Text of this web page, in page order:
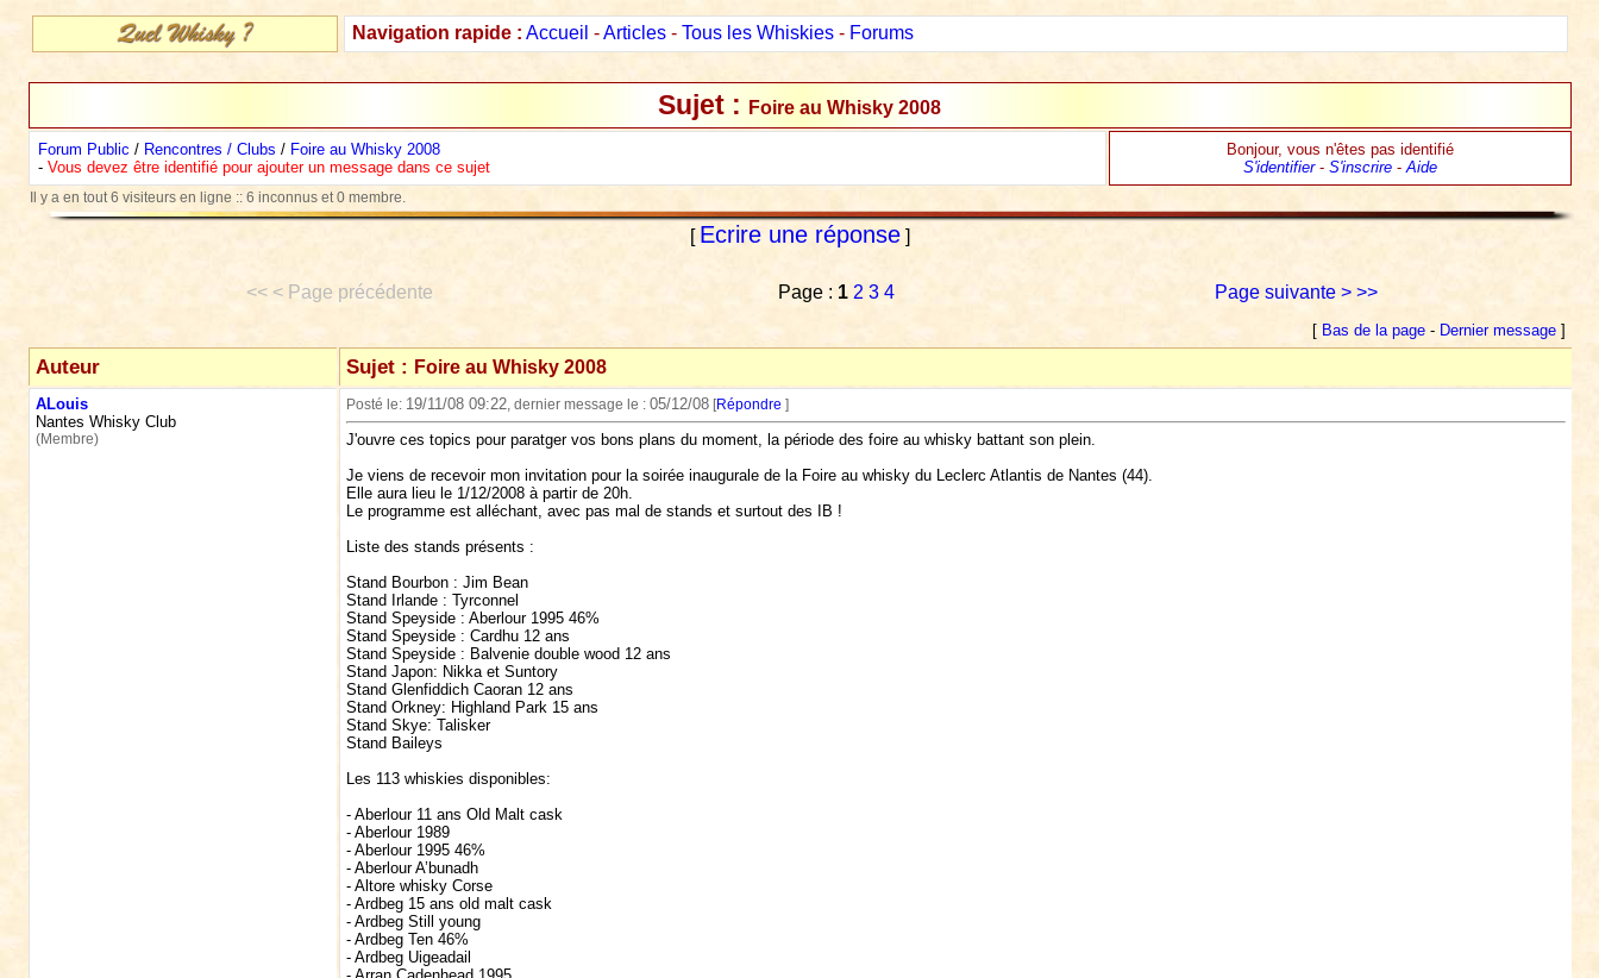
Navigation rapide : Accueil -Articles- Tous les Whiskies- Forums
Sujet : Foire au Whisky 2008
Forum Public / Rencontres / Clubs / Foire au Whisky 2008
- Vous devez être identifié pour ajouter un message dans ce sujet
Bonjour, vous n'êtes pas identifié
S'identifier- S'inscrire-Aide
Il y a en tout 6 visiteurs en ligne :: 6 inconnus et 0 membre.
[ Ecrire une réponse]
<< < Page précédente Page : 1 2 3 4 Page suivante > >>
[ Bas de la page- Dernier message]
Auteur Sujet : Foire au Whisky 2008
ALouis
Nantes Whisky Club
(Membre)
Posté le: 19/11/08 09:22, dernier message le : 05/12/08[Répondre ]
J'ouvre ces topics pour paratger vos bons plans du moment, la période des foire au whisky battant son plein.
Je viens de recevoir mon invitation pour la soirée inaugurale de la Foire au whisky du Leclerc Atlantis de Nantes (44).
Elle aura lieu le 1/12/2008 à partir de 20h.
Le programme est alléchant, avec pas mal de stands et surtout des IB !
Liste des stands présents :
Stand Bourbon : Jim Bean
Stand Irlande : Tyrconnel
Stand Speyside : Aberlour 1995 46%
Stand Speyside : Cardhu 12 ans
Stand Speyside : Balvenie double wood 12 ans
Stand Japon: Nikka et Suntory
Stand Glenfiddich Caoran 12 ans
Stand Orkney: Highland Park 15 ans
Stand Skye: Talisker
Stand Baileys
Les 113 whiskies disponibles:
- Aberlour 11 ans Old Malt cask
- Aberlour 1989
- Aberlour 1995 46%
- Aberlour A’bunadh
- Altore whisky Corse
- Ardbeg 15 ans old malt cask
- Ardbeg Still young
- Ardbeg Ten 46%
- Ardbeg Uigeadail